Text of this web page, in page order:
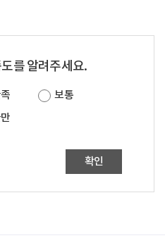
를 알려주세요.
보통
확인